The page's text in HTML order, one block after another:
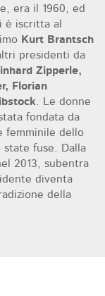
era il 1960, ed
è iscritta al
Kurt Brantsch
presidenti da
Zipperle,
Florian
. Le donne
fondata da
femminile dello
state fuse. Dalla
2013, subentra
diventa
della